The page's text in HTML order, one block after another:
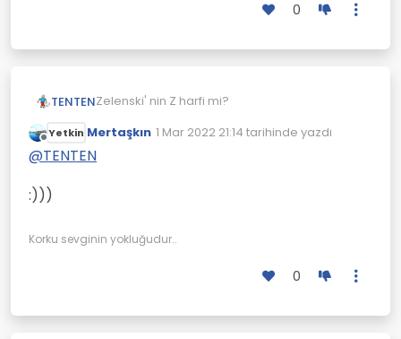
0
TENTEN Zelenski' nin Z harfi mi?
Ama Rus alfabesinde Z simgesi yok.
Çevrimdışı
Yetkin Mertaşkın 1 Mar 2022 21:14 tarihinde yazdı
Son düzenleyen:
@TENTEN
:)))
Korku sevginin yokluğudur..
0